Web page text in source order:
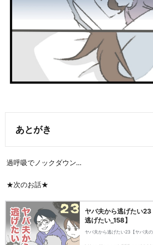
あとがき
過呼吸でノックダウン…
★次のお話★